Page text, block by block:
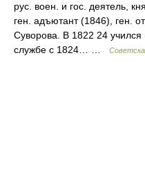
рус. воен. и гос. деятель,
ген. адъютант (1846), ген.
Суворова. В 1822 24 учился
службе с 1824… …